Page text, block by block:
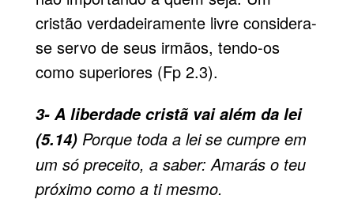
cristão verdadeiramente livre considera-
se servo de seus irmãos, tendo-os
como superiores (Fp 2.3).
3- A liberdade cristã vai além da lei
(5.14) Porque toda a lei se cumpre em
um só preceito, a saber: Amarás o teu
próximo como a ti mesmo.